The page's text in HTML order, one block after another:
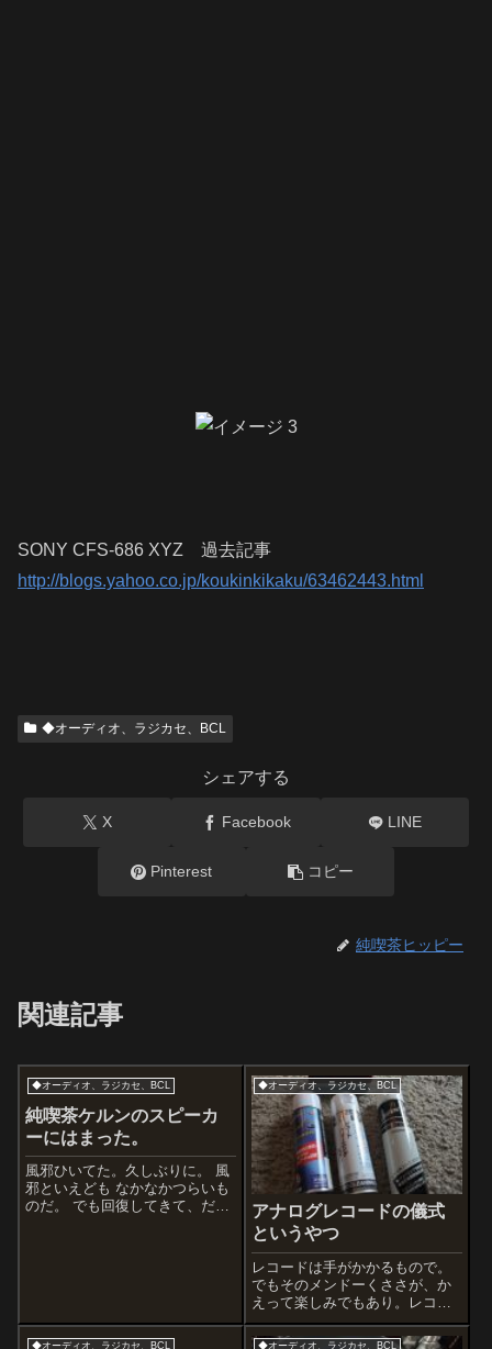
SONY CFS-686 XYZ 過去記事
http://blogs.yahoo.co.jp/koukinkikaku/63462443.html
◆オーディオ、ラジカセ、BCL
シェアする
X Facebook LINE
Pinterest コピー
純喫茶ヒッピー
関連記事
◆オーディオ、ラジカセ、BCL
純喫茶ケルンのスピーカ
ーにはまった。
風邪ひいてた。久しぶりに。 風
邪といえども なかなかつらいも
のだ。 でも回復してきて、だん
◆オーディオ、ラジカセ、BCL
アナログレコードの儀式
というやつ
レコードは手がかかるもので。
でもそのメンドーくささが、か
えって楽しみでもあり。レコー
ドの盤面に指紋がつかないよう
に気をつけながらレコードを取
◆オーディオ、ラジカセ、BCL ◆オーディオ、ラジカセ、BCL